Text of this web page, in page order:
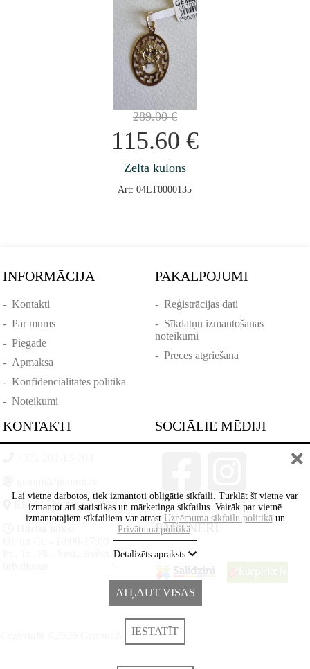
289.00€
115.60 €
Zelta kulons
Art: 04LT0000135
INFORMĀCIJA
-Kontakti
-Par mums
-Piegāde
- Apmaksa
-Konfidencialitātes politika
-Noteikumi
PAKALPOJUMI
- Reģistrācijas dati
- Sīkdatņu izmantošanas
noteikumi
- Preces atgriešana
KONTAKTI
Rīga, Lāčplēšā iela 88
Pr., Tr., Pk., Sest., Svētd. -
SOCIĀLIE MĒDIJI
PARTNERI
Lai vietne darbotos, tiek izmantoti obligātie sīkfaili. Turklāt šī vietne var
izmantot arī statistikas un mārketinga sīkfailus. Vairāk par vietnē
izmantotajiem sīkfailiem var atrast Uzņēmuma sīkfailu politikāun
Privātuma politikā.
Detalizēts apraksts
ATĻAUT VISAS
IESTATĪT